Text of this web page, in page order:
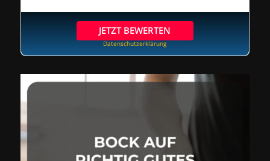
JETZT BEWERTEN
Datenschutzerklärung